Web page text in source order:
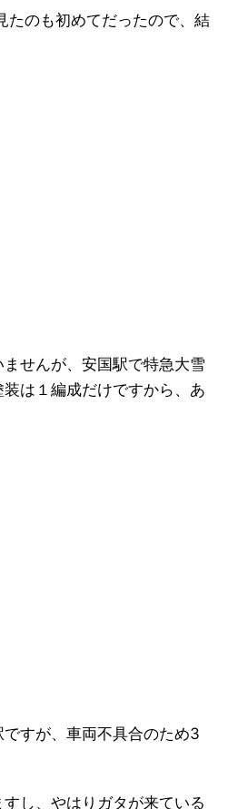
たのも初めてだったので、結
せんが、安国駅で特急大雪
は１編成だけですから、あ
すが、車両不具合のため3
し、やはりガタが来ている